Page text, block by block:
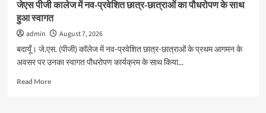
अध्यक्ष
चुने
गए
जेएस पीजी कालेज में नव-प्रवेशित छात्र-छात्राओं का पौधरोपण के साथ
हुआ स्वागत
admin
August 7, 2026
बदायूँ। जे.एस. (पीजी) कॉलेज में नव-प्रवेशित छात्र-छात्राओं के प्रथम आगमन के
अवसर पर उनका स्वागत पौधरोपण कार्यक्रम के साथ किया...
Read MoreRead